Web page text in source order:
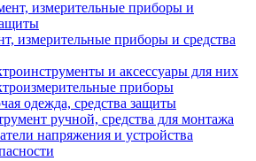
измерительные приборы и средства
и аксессуары для них
приборы
одежда, средства защиты
ручной, средства для монтажа
напряжения и устройства